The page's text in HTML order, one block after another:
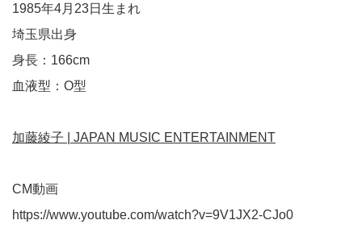
1985年4月23日生まれ
埼玉県出身
身長：166cm
血液型：O型
加藤綾子 | JAPAN MUSIC ENTERTAINMENT
CM動画
https://www.youtube.com/watch?v=9V1JX2-CJo0